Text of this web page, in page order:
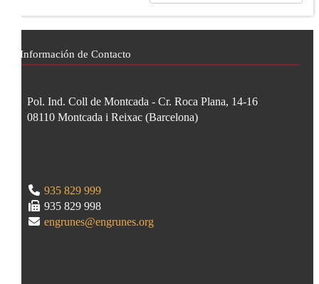
Información de Contacto
Pol. Ind. Coll de Montcada - Cr. Roca Plana, 14-16
08110 Montcada i Reixac (Barcelona)
935 829 999
935 829 998
engrunes@engrunes.org